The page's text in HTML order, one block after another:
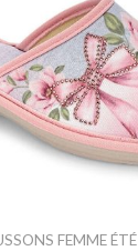
FEMME ÉTÉ